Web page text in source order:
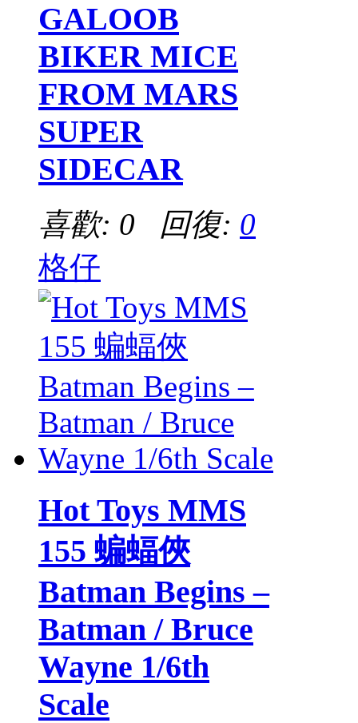
GALOOB
BIKER MICE
FROM MARS
SUPER
SIDECAR
喜歡: 0 回復: 0
格仔
Hot Toys MMS
155 蝙蝠俠
Batman Begins –
Batman / Bruce
Wayne 1/6th
Scale